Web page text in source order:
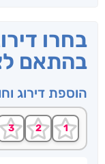
בחרו
בהתאם
הוספת דירוג